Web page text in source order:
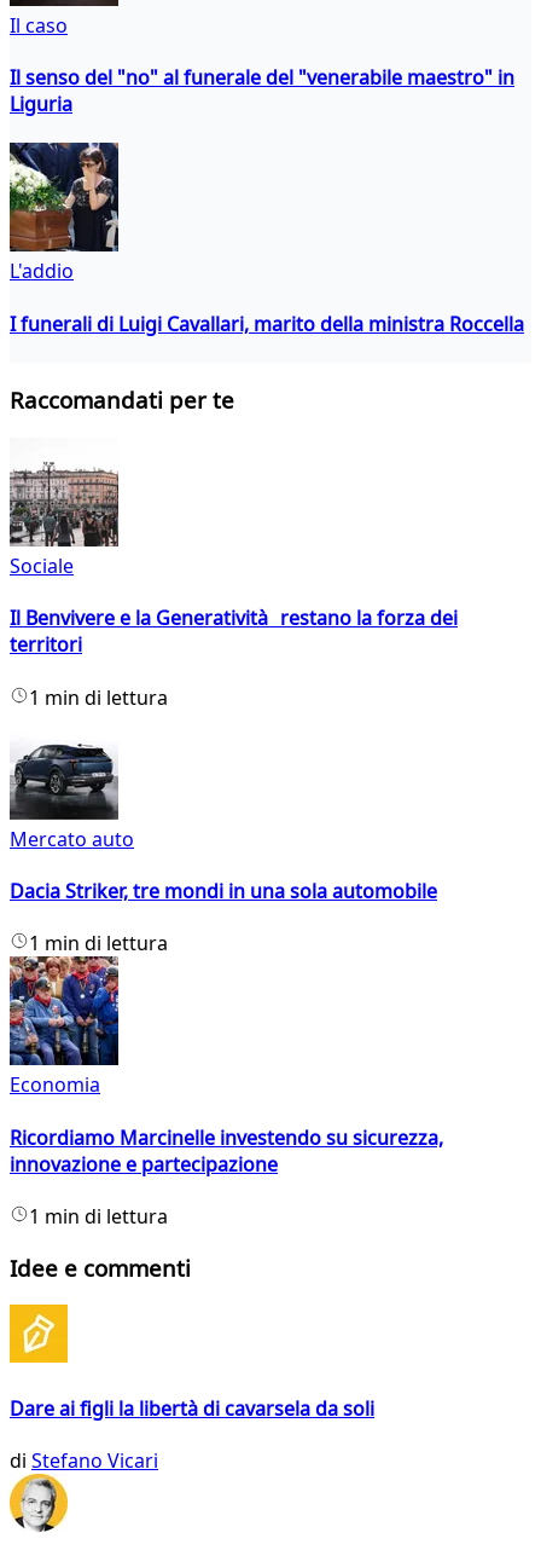
Il caso
Il senso del "no" al funerale del "venerabile maestro" in
Liguria
L'addio
I funerali di Luigi Cavallari, marito della ministra Roccella
Raccomandati per te
Sociale
Il Benvivere e la Generatività restano la forza dei
territori
1 min di lettura
Mercato auto
Dacia Striker, tre mondi in una sola automobile
1 min di lettura
Economia
Ricordiamo Marcinelle investendo su sicurezza,
innovazione e partecipazione
1 min di lettura
Idee e commenti
Dare ai figli la libertà di cavarsela da soli
di Stefano Vicari